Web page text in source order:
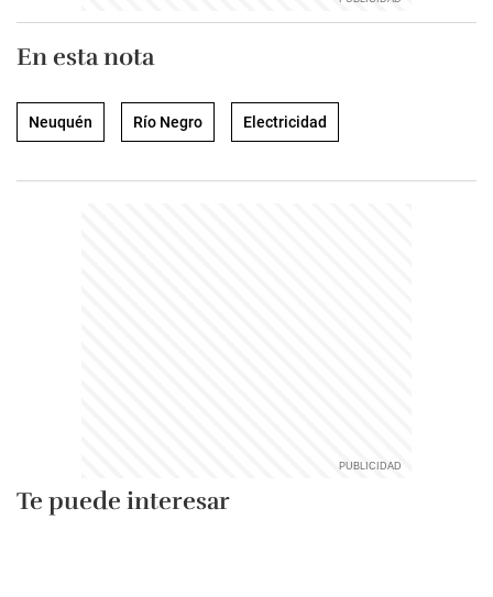
En esta nota
Neuquén Río Negro Electricidad
Te puede interesar